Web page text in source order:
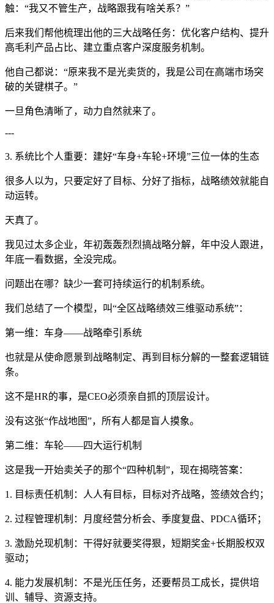
触：“我又不管生产，战略跟我有啥关系？”
后来我们帮他梳理出他的三大战略任务：优化客户结构、提升
高毛利产品占比、建立重点客户深度服务机制。
他自己都说：“原来我不是光卖货的，我是公司在高端市场突
破的关键棋子。”
一旦角色清晰了，动力自然就来了。
---
3. 系统比个人重要：建好“车身+车轮+环境”三位一体的生态
很多人以为，只要定好了目标、分好了指标，战略绩效就能自
动运转。
天真了。
我见过太多企业，年初轰轰烈烈搞战略分解，年中没人跟进，
年底一看数据，全没完成。
问题出在哪？缺少一套可持续运行的机制系统。
我们总结了一个模型，叫“全区战略绩效三维驱动系统”：
第一维：车身——战略牵引系统
也就是从使命愿景到战略制定、再到目标分解的一整套逻辑链
条。
这不是HR的事，是CEO必须亲自抓的顶层设计。
没有这张“作战地图”，所有人都是盲人摸象。
第二维：车轮——四大运行机制
这是我一开始卖关子的那个“四种机制”，现在揭晓答案：
1. 目标责任机制：人人有目标，目标对齐战略，签绩效合约；
2. 过程管理机制：月度经营分析会、季度复盘、PDCA循环；
3. 激励兑现机制：干得好就要奖得狠，短期奖金+长期股权双
驱动；
4. 能力发展机制：不是光压任务，还要帮员工成长，提供培
训、辅导、资源支持。